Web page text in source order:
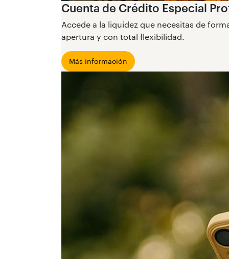
Cuenta de Crédito Especial
Accede a la liquidez que necesitas de
apertura y con total flexibilidad.
Más información